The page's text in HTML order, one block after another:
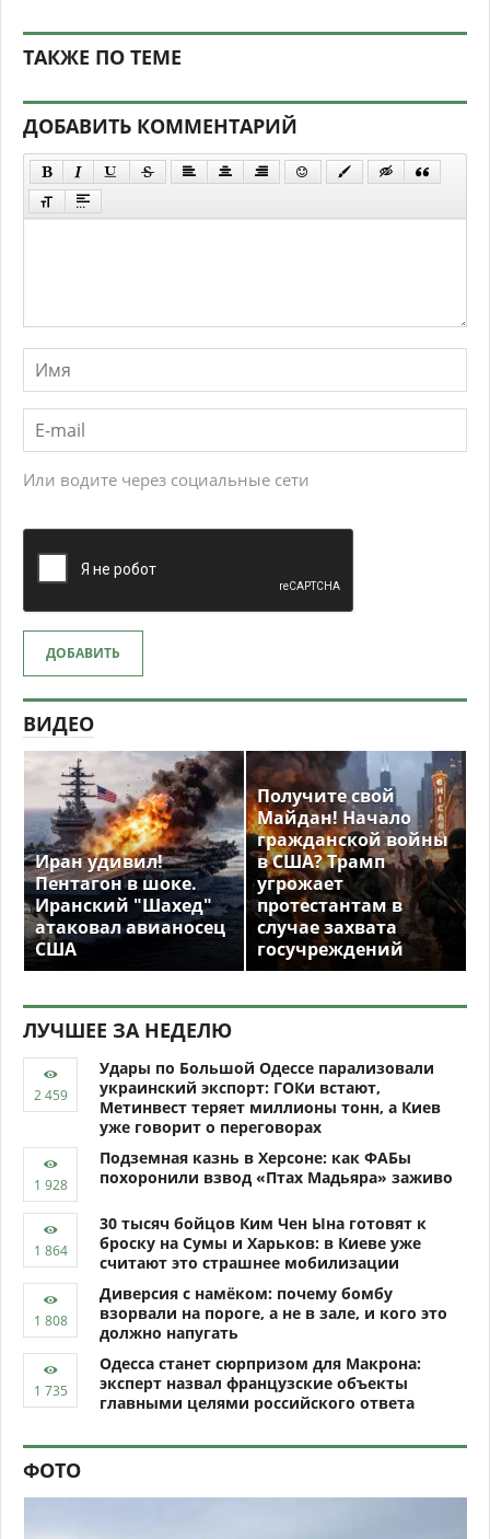
ТАКЖЕ ПО ТЕМЕ
ДОБАВИТЬ КОММЕНТАРИЙ
Или водите через социальные сети
ДОБАВИТЬ
ВИДЕО
Иран удивил!
Пентагон в шоке.
Иранский "Шахед"
атаковал авианосец
США
Получите свой
Майдан! Начало
гражданской войны
в США? Трамп
угрожает
протестантам в
случае захвата
госучреждений
ЛУЧШЕЕ ЗА НЕДЕЛЮ
Удары по Большой Одессе парализовали
украинский экспорт: ГОКи встают,
Метинвест теряет миллионы тонн, а Киев
уже говорит о переговорах
Подземная казнь в Херсоне: как ФАБы
похоронили взвод «Птах Мадьяра» заживо
30 тысяч бойцов Ким Чен Ына готовят к
броску на Сумы и Харьков: в Киеве уже
считают это страшнее мобилизации
Диверсия с намёком: почему бомбу
взорвали на пороге, а не в зале, и кого это
должно напугать
Одесса станет сюрпризом для Макрона:
эксперт назвал французские объекты
главными целями российского ответа
ФОТО